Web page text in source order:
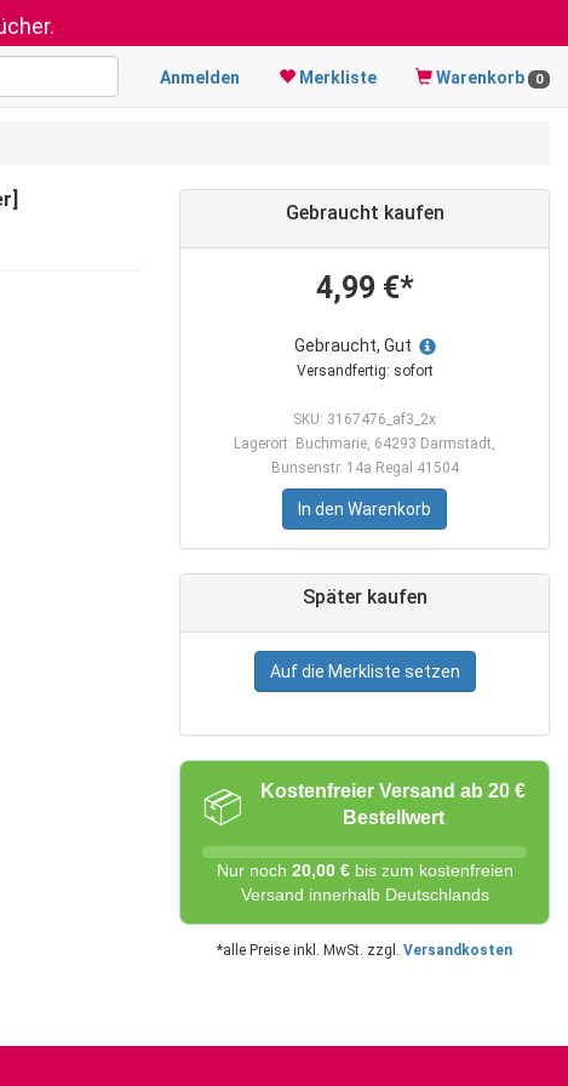
Anmelden Merkliste Warenkorb 0
Gebraucht kaufen
4,99 €*
Gebraucht, Gut
Versandfertig: sofort
SKU: 3167476_af3_2x
Lagerort: Buchmarie, 64293 Darmstadt,
Bunsenstr. 14a Regal 41504
In den Warenkorb
Später kaufen
Auf die Merkliste setzen
📦
Kostenfreier Versand ab 20 €
Bestellwert
Nur noch 20,00 €bis zum kostenfreien
Versand innerhalb Deutschlands
*alle Preise inkl. MwSt. zzgl. Versandkosten